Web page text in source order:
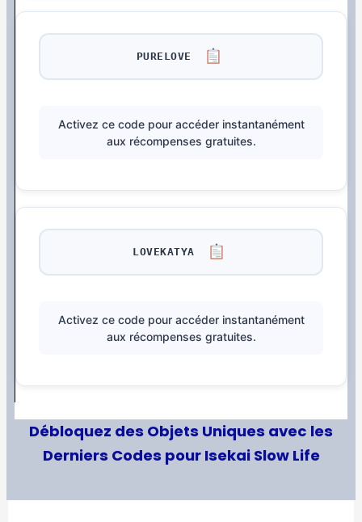
PURELOVE
Activez ce code pour accéder instantanément
aux récompenses gratuites.
LOVEKATYA
Activez ce code pour accéder instantanément
aux récompenses gratuites.
Débloquez des Objets Uniques avec les
Derniers Codes pour Isekai Slow Life